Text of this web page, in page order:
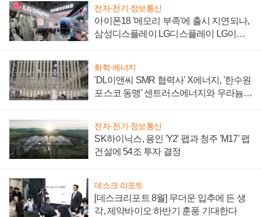
전자·전기·정보통신
아이폰18 '메모리 부족'에 출시 지연되나,
삼성디스플레이 LG디스플레이 LG이노
화학·에너지
'DL이앤씨 SMR 협력사' X에너지, '한수원
포스코 동맹' 센트러스에너지와 우라늄
전자·전기·정보통신
SK하이닉스, 용인 'Y2' 팹과 청주 'M17' 팹
건설에 54조 투자 결정
데스크 리포트
[데스크리포트 8월] 무더운 입추에 든 생
각, 제약바이오 하반기 훈풍 기대한다